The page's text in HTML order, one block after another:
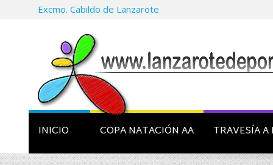
Excmo. Cabildo de Lanzarote
INICIO COPA NATACIÓN AA TRAVESÍA